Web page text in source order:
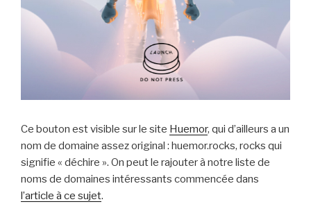
Ce bouton est visible sur le site Huemor, qui d’ailleurs a un
nom de domaine assez original : huemor.rocks, rocks qui
signifie « déchire ». On peut le rajouter à notre liste de
noms de domaines intéressants commencée dans
l’article à ce sujet.